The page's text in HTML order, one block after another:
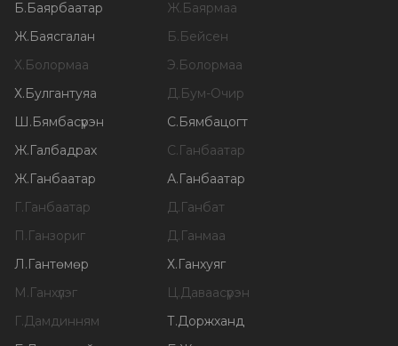
Б.Баярбаатар Ж.Баярмаа
Ж.Баясгалан Б.Бейсен
Х.Болормаа Э.Болормаа
Х.Булгантуяа Д.Бум-Очир
Ш.Бямбасүрэн С.Бямбацогт
Ж.Галбадрах С.Ганбаатар
Ж.Ганбаатар А.Ганбаатар
Г.Ганбаатар Д.Ганбат
П.Ганзориг Д.Ганмаа
Л.Гантөмөр Х.Ганхуяг
М.Ганхүлэг Ц.Даваасүрэн
Г.Дамдинням Т.Доржханд